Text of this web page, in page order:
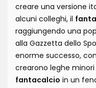
creare una versione
alcuni colleghi, il
raggiungendo una
alla Gazzetta dello
enorme successo,
crearono leghe
fantacalcio in un